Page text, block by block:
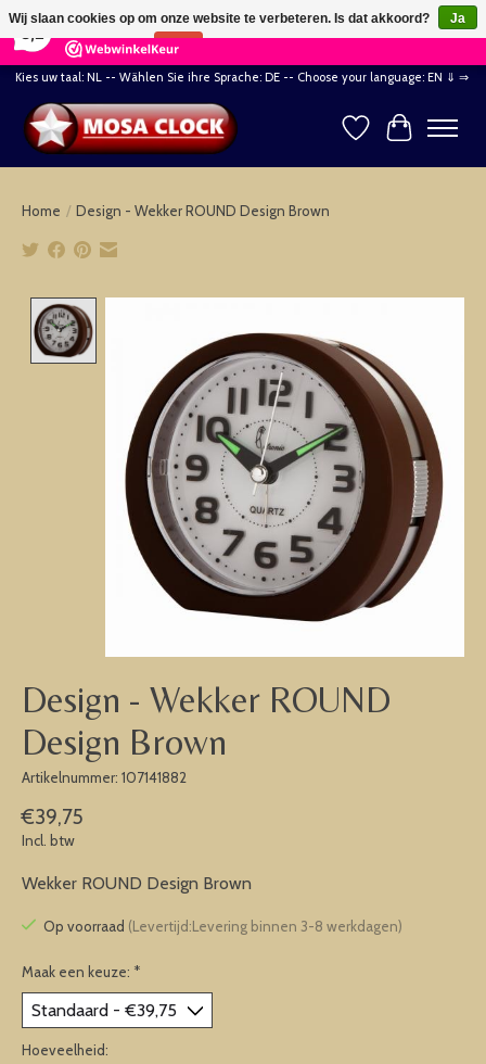
164 Reviews ×
Kies uw taal: NL -- Wählen Sie ihre Sprache: DE -- Choose your language: EN ⇓ ⇒
Verlanglijst
Home / Design - Wekker ROUND Design Brown
Design - Wekker ROUND
Design Brown
Artikelnummer: 107141882
€39,75
Incl. btw
Wekker ROUND Design Brown
Op voorraad (Levertijd:Levering binnen 3-8 werkdagen)
Maak een keuze: *
Hoeveelheid:
Wij slaan cookies op om onze website te verbeteren. Is dat akkoord?
Ja
Nee